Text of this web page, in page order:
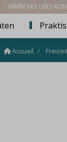
NIMM MIT UNS
Accueil